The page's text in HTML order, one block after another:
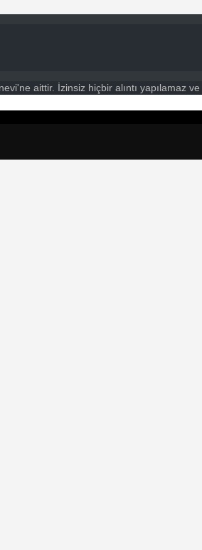
aittir. İzinsiz hiçbir alıntı yapılamaz